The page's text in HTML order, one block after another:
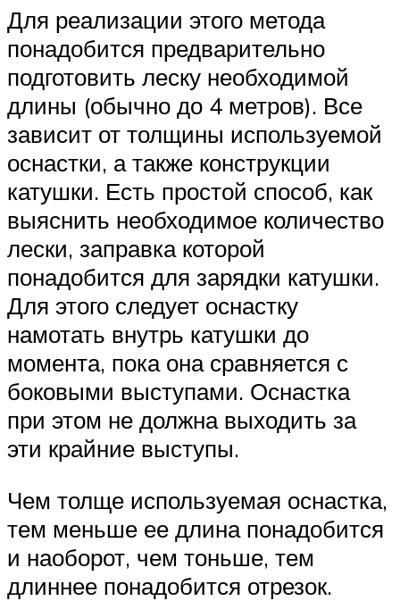
Для реализации этого метода
понадобится предварительно
подготовить леску необходимой
длины (обычно до 4 метров). Все
зависит от толщины используемой
оснастки, а также конструкции
катушки. Есть простой способ, как
выяснить необходимое количество
лески, заправка которой
понадобится для зарядки катушки.
Для этого следует оснастку
намотать внутрь катушки до
момента, пока она сравняется с
боковыми выступами. Оснастка
при этом не должна выходить за
эти крайние выступы.
Чем толще используемая оснастка,
тем меньше ее длина понадобится
и наоборот, чем тоньше, тем
длиннее понадобится отрезок.